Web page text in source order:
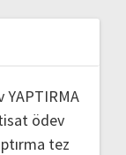
YAPTIRMA
ödev
tez